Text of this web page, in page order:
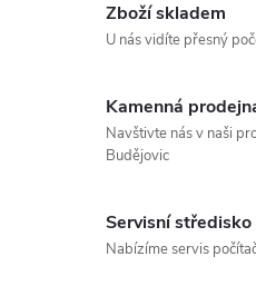
Zboží skladem
U nás vidíte přesný
Kamenná
Navštivte nás v naši
Budějovic
Servisní středisko
Nabízíme servis